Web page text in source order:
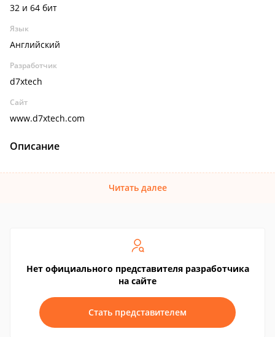
32 и 64 бит
Язык
Английский
Разработчик
d7xtech
Сайт
www.d7xtech.com
Описание
Читать далее
Нет официального представителя разработчика
на сайте
Стать представителем